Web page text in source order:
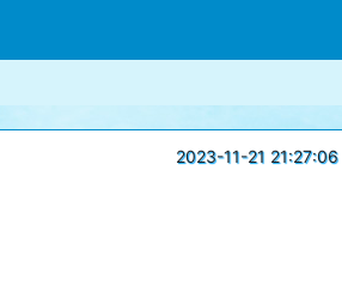
2023-11-21 21:27:06